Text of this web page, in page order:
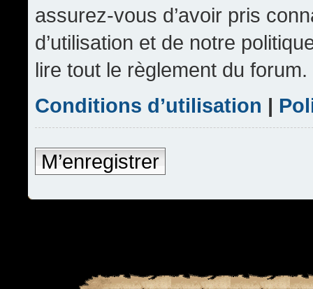
assurez-vous d’avoir pris
d’utilisation et de notre
lire tout le règlement du forum.
Conditions d’utilisation |
M’enregistrer